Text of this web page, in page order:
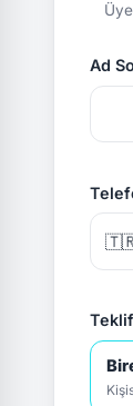
Ad